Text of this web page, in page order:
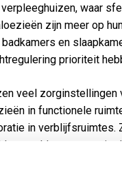
waar
zijn meer op
en
prioriteit
veel zorginstellingen
in functionele
in verblijfsruimtes.
werelden en stem je
functie van elke ruimte.